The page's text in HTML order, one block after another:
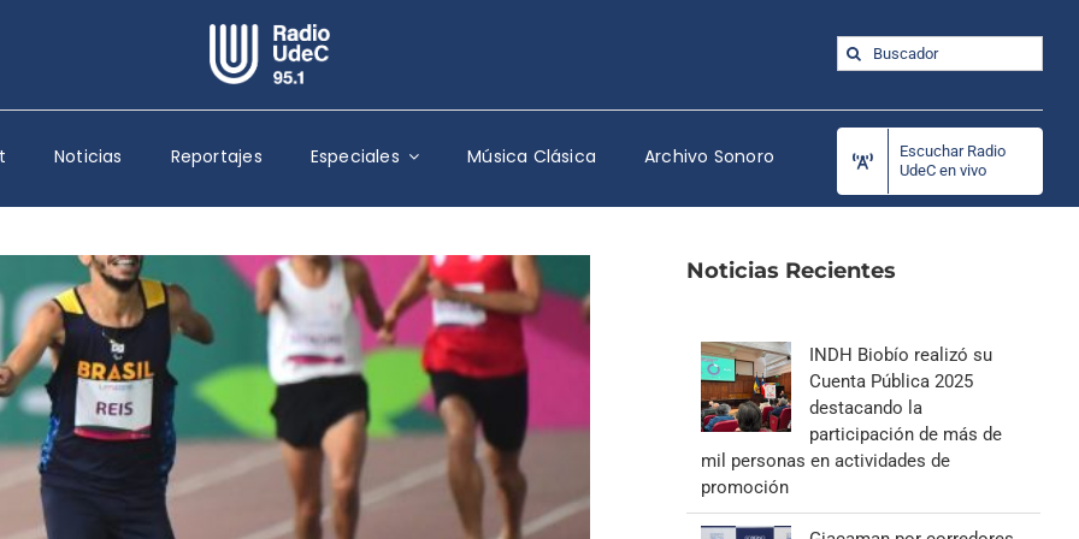
Escuchar Radio UdeC en vivo
Quiénes Somos
Programación
Podcast
Noticias
Reportajes
Columnas
Música Clásica
Especiales
Buscar:
Noticias Reportajes Especiales Música Clásica Archivo Sonoro
Escuchar Radio
UdeC en vivo
Noticias Recientes
INDH Biobío realizó su
Cuenta Pública 2025
destacando la
participación de más de
mil personas en actividades de
promoción